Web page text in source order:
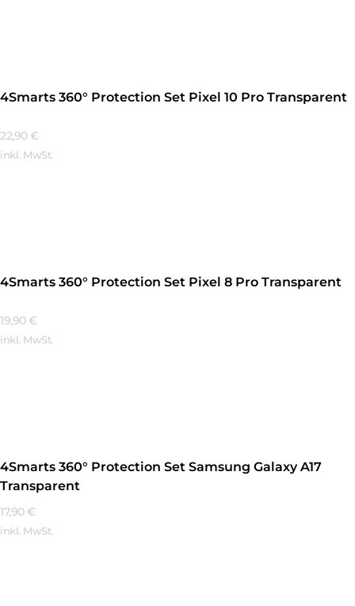
4Smarts 360° Protection Set Pixel 10 Pro Transparent
22,90 €
inkl. MwSt.
4Smarts 360° Protection Set Pixel 8 Pro Transparent
19,90 €
inkl. MwSt.
4Smarts 360° Protection Set Samsung Galaxy A17
Transparent
17,90 €
inkl. MwSt.